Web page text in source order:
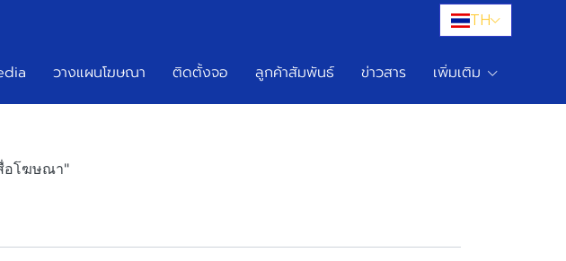
TH
วางแผนโฆษณา ติดตั้งจอ ลูกค้าสัมพันธ์ ข่าวสาร เพิ่มเติม
อโฆษณา"